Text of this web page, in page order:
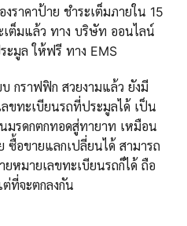
ราคาป้าย ชำระเต็มภายใน 15
เต็มแล้ว ทาง บริษัท ออนไลน์
ะมูล ให้ฟรี ทาง EMS
กราฟฟิก สวยงามแล้ว ยังมี
ขทะเบียนรถที่ประมูลได้ เป็น
มรดกตกทอดสู่ทายาท เหมือน
อขายแลกเปลี่ยนได้ สามารถ
ยหมายเลขทะเบียนรถก็ได้ ถือ
ที่จะตกลงกัน